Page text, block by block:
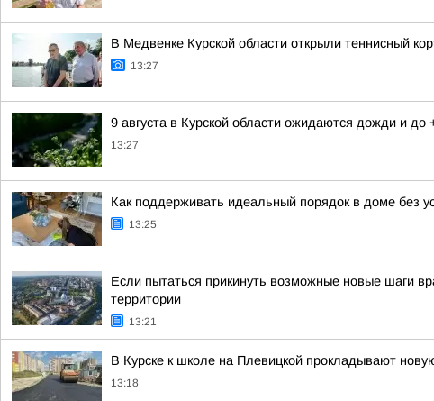
В Медвенке Курской области открыли теннисный
13:27
9 августа в Курской области ожидаются дожди и до
13:27
Как поддерживать идеальный порядок в доме без
13:25
Если пытаться прикинуть возможные новые шаги
территории
13:21
В Курске к школе на Плевицкой прокладывают
13:18